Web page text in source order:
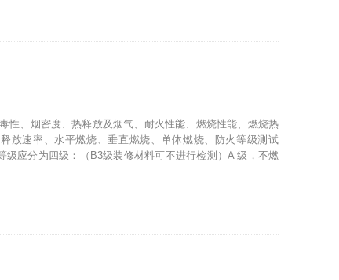
性、烟密度、热释放及烟气、耐火性能、燃烧性能、燃烧热
放速率、水平燃烧、垂直燃烧、单体燃烧、防火等级测试
级应分为四级：（B3级装修材料可不进行检测）A 级，不燃